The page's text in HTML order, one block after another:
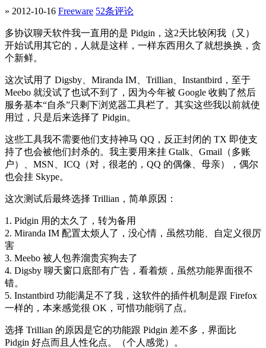
» 2012-10-16 Freeware 52条评论
多协议聊天软件我一直用的是 Pidgin，这2天比较闲我（又）
开始试用其它的，人就是这样，一样东西用久了就想换换，贪
个新鲜。
这次试用了 Digsby、Miranda IM、Trillian、Instantbird，至于
Meebo 就没试了也试不到了，因为今年被 Google 收购了然后
服务基本“自杀”只剩下浏览器工具栏了。其实这些我以前就使
用过，只是后来选择了 Pidgin。
这些工具我不需要他们支持神马 QQ，反正封闭的 TX 即使支
持了也会被他们封杀的。我主要用来挂 Gtalk、Gmail（多账
户）、MSN、ICQ（对，很老的，QQ 的偶像、母亲），偶尔
也会挂 Skype。
这次测试后最终选择 Trillian，简单原因：
1. Pidgin 用的太久了，转为备用
2. Miranda IM 配置太烦人了，没心情，虽然功能、自定义很厉
害
3. Meebo 被人包养溜贵宾狗去了
4. Digsby 聊天窗口底部有广告，看着烦，虽然功能界面很不
错。
5. Instantbird 功能满足不了我，这软件的插件机制是跟 Firefox
一样的，本来感觉很 OK，可惜功能弱了点。
选择 Trillian 的原因是它的功能跟 Pidgin 差不多，界面比
Pidgin 好点而且人性化点。（个人感觉）。